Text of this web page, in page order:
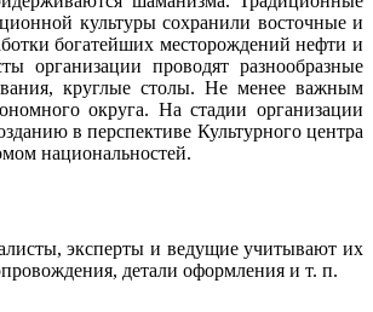
культуры сохранили восточные и
богатейших месторождений нефти и
организации проводят разнообразные
круглые столы. Не менее важным
округа. На стадии организации
в перспективе Культурного центра
национальностей.
эксперты и ведущие учитывают их
детали оформления и т. п.